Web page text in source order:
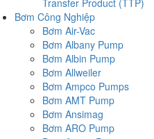
Transfer Product (TTP)
Bơm Công Nghiệp
Bơm Air-Vac
Bơm Albany Pump
Bơm Albin Pump
Bơm Allweiler
Bơm Ampco Pumps
Bơm AMT Pump
Bơm Ansimag
Bơm ARO Pump